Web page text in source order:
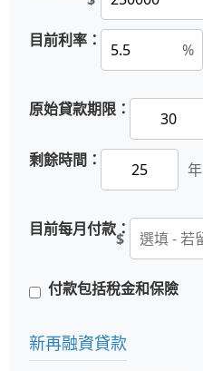
目前利率： %
原始貸款期限：
剩餘時間： 年
目前每月付款：
$
付款包括稅金和保險
新再融資貸款